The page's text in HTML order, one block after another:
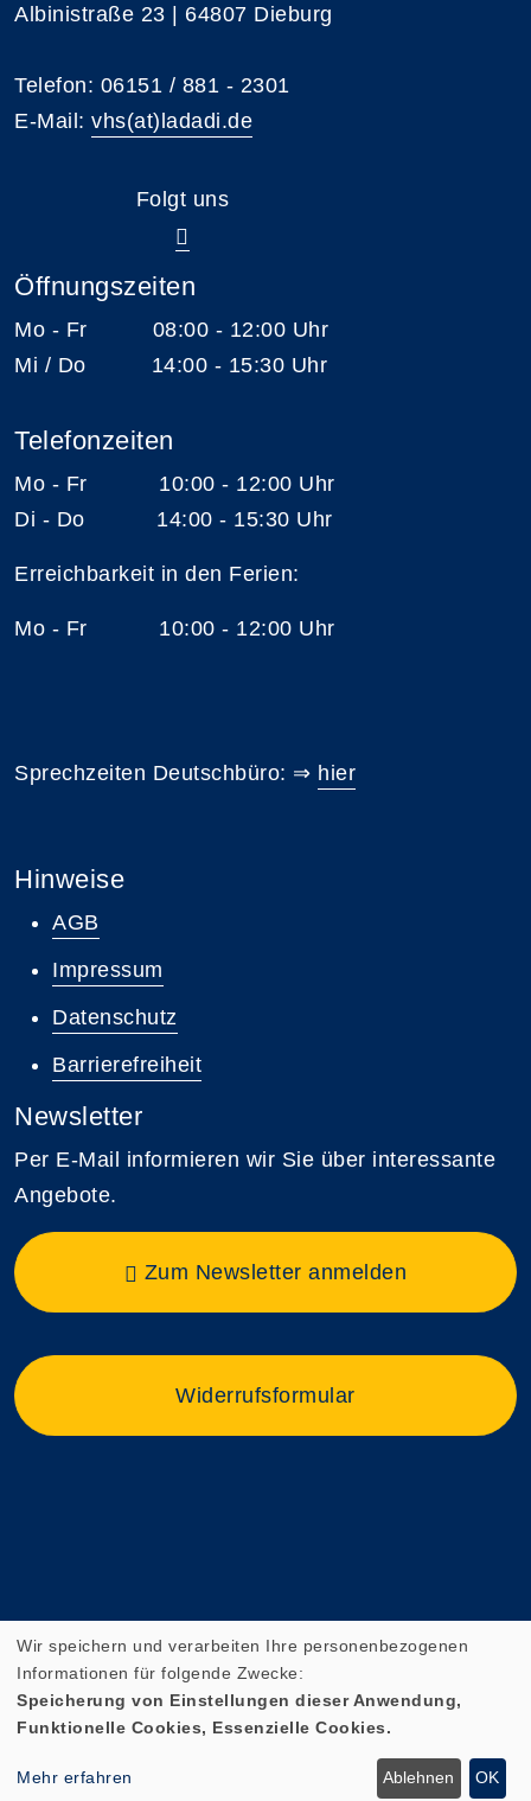
Albinistraße 23 | 64807 Dieburg
Telefon: 06151 / 881 - 2301
E-Mail: vhs(at)ladadi.de
Folgt uns
Öffnungszeiten
Mo - Fr 08:00 - 12:00 Uhr
Mi / Do 14:00 - 15:30 Uhr
Telefonzeiten
Mo - Fr 10:00 - 12:00 Uhr
Di - Do 14:00 - 15:30 Uhr
Erreichbarkeit in den Ferien:
Mo - Fr 10:00 - 12:00 Uhr
Sprechzeiten Deutschbüro: ⇒ hier
Hinweise
AGB
Impressum
Datenschutz
Barrierefreiheit
Newsletter
Per E-Mail informieren wir Sie über interessante
Angebote.
Zum Newsletter anmelden
Widerrufsformular
Cookie Einstellungen
Wir speichern und verarbeiten Ihre personenbezogenen
Informationen für folgende Zwecke:
Speicherung von Einstellungen dieser Anwendung,
Funktionelle Cookies, Essenzielle Cookies.
Mehr erfahren Ablehnen OK